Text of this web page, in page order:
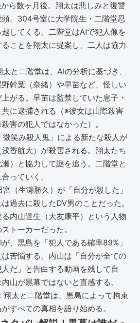
ら数ヶ月後。翔太は悲しみと復讐
。304号室に大学院生・二階堂忍
越してくる。二階堂はAIで犯人像を
ことを翔太に提案し、二人は協力
と二階堂は、AIの分析に基づき、
幹葉（奈緒）や早苗など、怪しい
がる。早苗は監禁していた息子・
に逮捕される（※彼女は山際殺害
害の犯人ではなかった）。
微笑み殺人鬼」による新たな殺人が
香航大）が殺害される。翔太たち
）と協力して謎を追う。二階堂と
っていく。
（生瀬勝久）が「自分が殺した」
過去に殺したDV男のことだった。
内山達生（大友康平）という人物
トーカーだった。
、黒島を「犯人である確率89%」
苦悩する。内山は「自分が全ての
人だ」と告白する動画を残して自
山が黒幕ではないと直感する。
太と二階堂は、黒島によって拘束
すべての真相を語り始める。